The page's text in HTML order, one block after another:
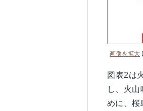
画像を拡大
図表2は
し、火
めに、桜